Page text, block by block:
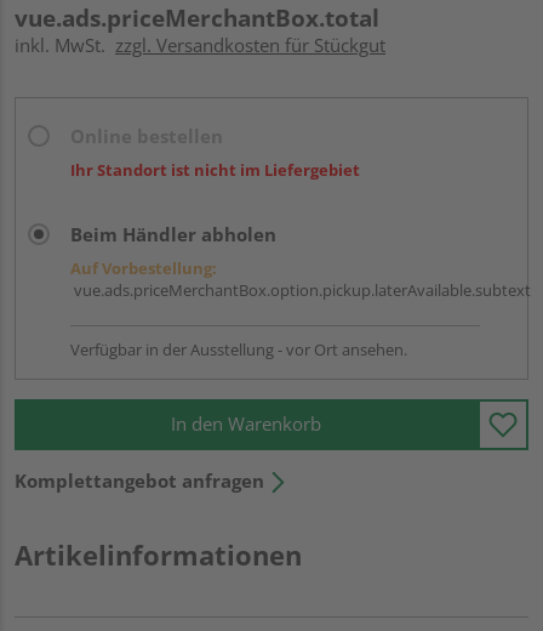
vue.ads.priceMerchantBox.total
inkl. MwSt. zzgl. Versandkosten für Stückgut
Ihr Standort ist nicht im Liefergebiet
Beim Händler abholen
Auf Vorbestellung:
vue.ads.priceMerchantBox.option.pickup.laterAvailable.subtext
Verfügbar in der Ausstellung - vor Ort ansehen.
In den Warenkorb
Komplettangebot anfragen
Artikelinformationen